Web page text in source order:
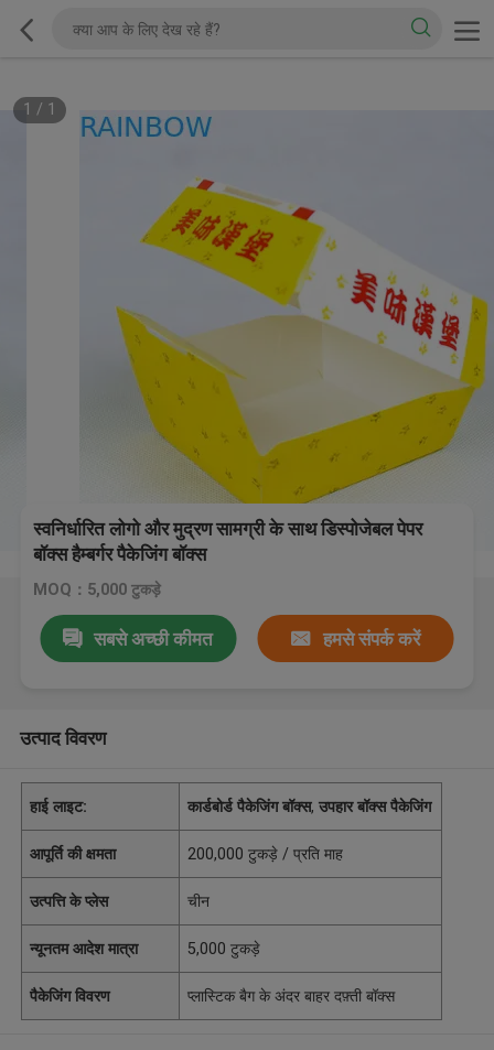
1 / 1
स्वनिर्धारित लोगो और मुद्रण सामग्री के साथ डिस्पोजेबल पेपर
बॉक्स हैम्बर्गर पैकेजिंग बॉक्स
MOQ：5,000 टुकड़े
सबसे अच्छी कीमत हमसे संपर्क करें
उत्पाद विवरण
हाई लाइट: कार्डबोर्ड पैकेजिंग बॉक्स,उपहार बॉक्स पैकेजिंग
आपूर्ति की क्षमता 200,000 टुकड़े / प्रति माह
उत्पत्ति के प्लेस चीन
न्यूनतम आदेश मात्रा 5,000 टुकड़े
पैकेजिंग विवरण प्लास्टिक बैग के अंदर बाहर दफ़्ती बॉक्स